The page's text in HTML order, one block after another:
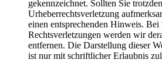
gekennzeichnet. Sollten Sie
Urheberrechtsverletzung
einen entsprechenden Hinweis.
Rechtsverletzungen werden wir
entfernen. Die Darstellung dieser
ist nur mit schriftlicher Erlaubnis